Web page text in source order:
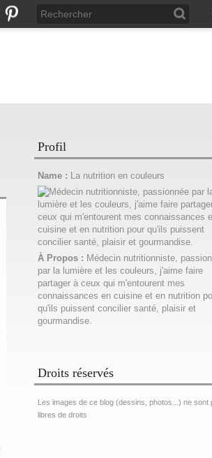
Profil
Name : La nutrition en couleurs
À Propos : Médecin nutritionniste,
par la lumière et les couleurs, j'aime faire
partager à ceux qui m'entourent mes
connaissances en cuisine et en nutrition
qu'ils puissent concilier santé, plaisir et
gourmandise.
Droits réservés
Les images de ce blog (dessins, photos...) ne sont
libres de droits